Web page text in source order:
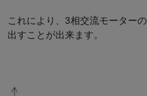
これにより、3相交流モーター
出すことが出来ます。